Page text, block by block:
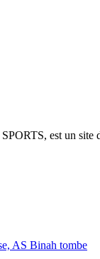
est un site
AS Binah tombe